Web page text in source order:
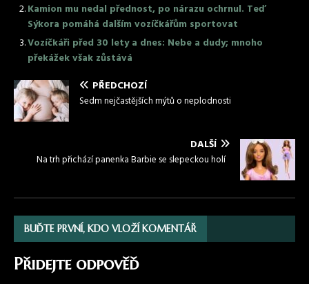
Kamion mu nedal přednost, po nárazu ochrnul. Teď
Sýkora pomáhá dalším vozíčkářům sportovat
Vozíčkáři před 30 lety a dnes: Nebe a dudy; mnoho
překážek však zůstává
PŘEDCHOZÍ
Sedm nejčastějších mýtů o neplodnosti
DALŠÍ
Na trh přichází panenka Barbie se slepeckou holí
BUĎTE PRVNÍ, KDO VLOŽÍ KOMENTÁŘ
Přidejte odpověď